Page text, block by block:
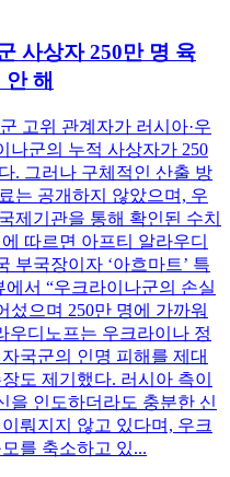
사상자 250만 명 육
해
고위 관계자가 러시아·우
나군의 누적 사상자가 250
. 그러나 구체적인 산출 방
는 공개하지 않았으며, 우
제기관을 통해 확인된 수치
따르면 아프티 알라우디
부국장이자 ‘아흐마트’ 특
서 “우크라이나군의 손실
섰으며 250만 명에 가까워
우디노프는 우크라이나 정
국군의 인명 피해를 제대
도 제기했다. 러시아 측이
을 인도하더라도 충분한 신
뤄지지 않고 있다며, 우크
를 축소하고 있...